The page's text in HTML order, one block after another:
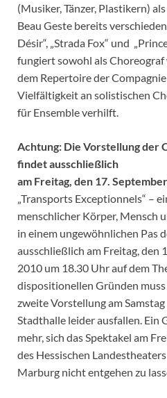
(Musiker, Tänzer, Plastikern)
Beau Geste bereits
Désir“, „Strada Fox“ und
fungiert sowohl als
dem Repertoire der
Vielfältigkeit an solistischen
für Ensemble verhilft.
Achtung: Die Vorstellung der
findet ausschließlich
am Freitag, den 17.
„Transports Exceptionnels“ –
menschlicher Körper, Mensch
in einem ungewöhnlichen Pas
ausschließlich am Freitag, den
2010 um 18.30 Uhr auf dem
dispositionellen Gründen
zweite Vorstellung am
Stadthalle leider ausfallen. Ein
mehr, sich das Spektakel am
des Hessischen Landestheaters
Marburg nicht entgehen zu